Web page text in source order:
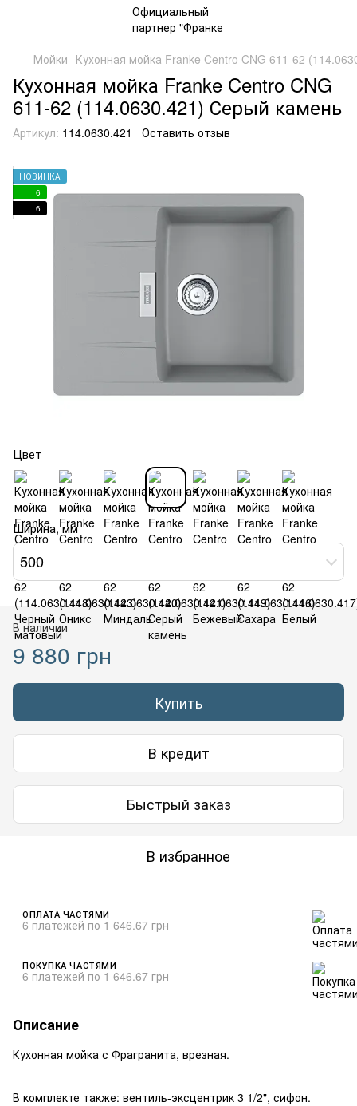
Мойки Кухонная мойка Franke Centro CNG 611-62
Кухонная мойка Franke Centro CNG
611-62 (114.0630.421) Серый камень
Артикул: 114.0630.421 Оставить отзыв
НОВИНКА
6
6
Цвет
Ширина, мм
500
В наличии
9 880 грн
Купить
В кредит
Быстрый заказ
В избранное
ОПЛАТА ЧАСТЯМИ
6 платежей по 1 646.67 грн
ПОКУПКА ЧАСТЯМИ
6 платежей по 1 646.67 грн
Описание
Кухонная мойка с Фрагранита, врезная.
В комплекте также: вентиль-эксцентрик 3 1/2", сифон.